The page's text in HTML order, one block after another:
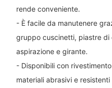
rende conveniente.
- È facile da manutenere
gruppo cuscinetti, piastre
aspirazione e girante.
- Disponibili con
materiali abrasivi e